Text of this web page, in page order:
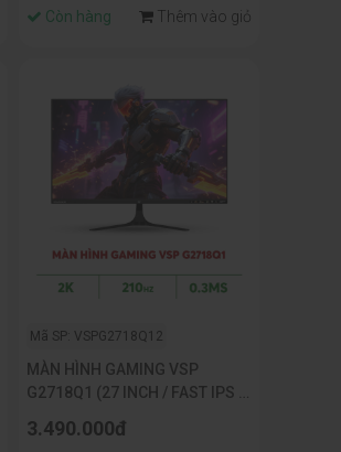
Còn hàng Thêm vào giỏ
Mã SP: VSPG2718Q12
MÀN HÌNH GAMING VSP
G2718Q1 (27 INCH / FAST IPS /
3.490.000đ